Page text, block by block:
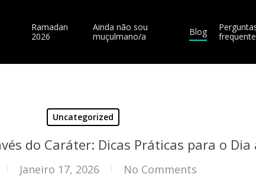
Ramadan
2026
Ainda não sou
muçulmano/a
Blog
Uncategorized
do Caráter: Dicas Práticas para o Dia
Janeiro 17, 2026 No Comments